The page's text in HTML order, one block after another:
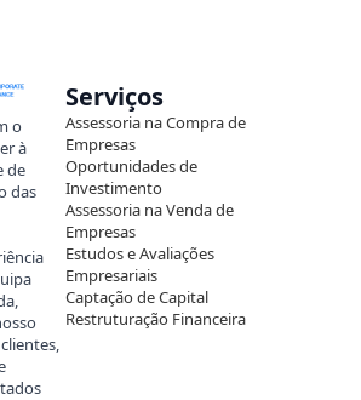
o
à
de
das
Serviços
Assessoria na Compra de
Empresas
Oportunidades de
Investimento
Assessoria na Venda de
Empresas
Estudos e Avaliações
Empresariais
Captação de Capital
Restruturação Financeira